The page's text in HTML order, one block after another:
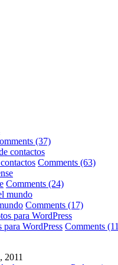
(37)
Comments (63)
Comments (24)
Comments (17)
para WordPress Comments
2011